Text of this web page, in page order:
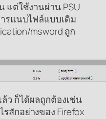
แต่ใช้งานผ่าน PSU
ารแนบไฟล์แบบเดิม
msword ถูก
ว ก็ได้ผลถูกต้องเช่น
สักอย่างของ Firefox